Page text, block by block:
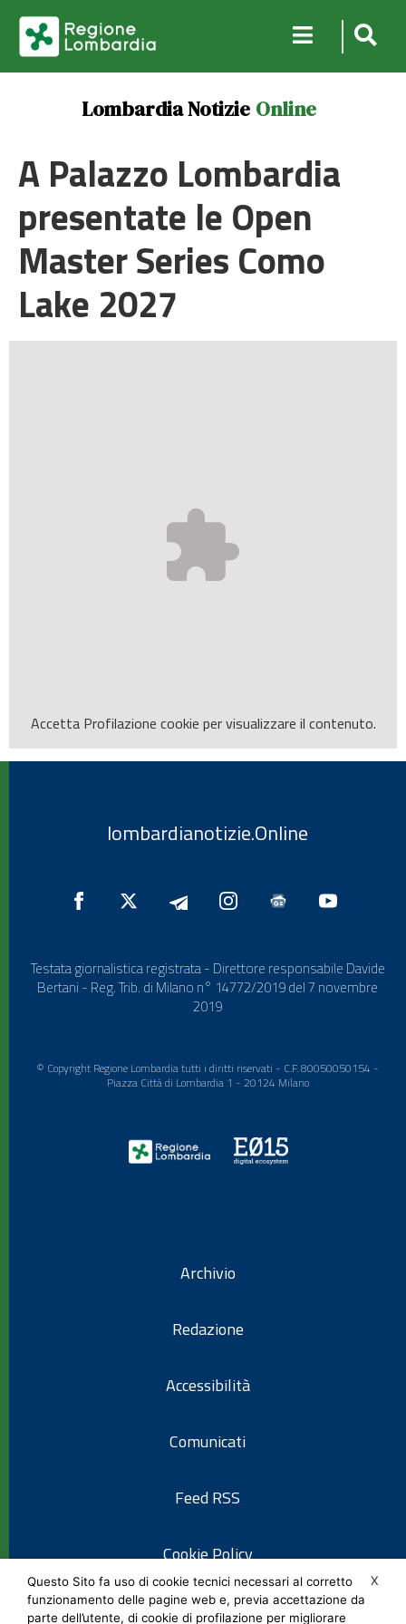
Lombardia Notizie Online
A Palazzo Lombardia
presentate le Open
Master Series Como
Lake 2027
Accetta Profilazione cookie per visualizzare il contenuto.
lombardianotizie.Online
Testata giornalistica registrata - Direttore responsabile Davide
Bertani - Reg. Trib. di Milano n° 14772/2019 del 7 novembre
2019
© Copyright Regione Lombardia tutti i diritti riservati - C.F. 80050050154 -
Piazza Città di Lombardia 1 - 20124 Milano
Archivio
Redazione
Accessibilità
Comunicati
Feed RSS
Cookie Policy
Informativa privacy
X
Questo Sito fa uso di cookie tecnici necessari al corretto
funzionamento delle pagine web e, previa accettazione da
parte dell’utente, di cookie di profilazione per migliorare